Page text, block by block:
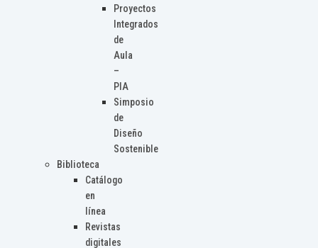
Proyectos
Integrados
de
Aula
–
PIA
Simposio
de
Diseño
Sostenible
Biblioteca
Catálogo
en
línea
Revistas
digitales